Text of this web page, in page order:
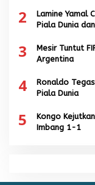
2
Lamine Yamal
Piala Dunia
3
Mesir Tuntut
Argentina
4
Ronaldo
Piala Dunia
5
Kongo
Imbang 1-1